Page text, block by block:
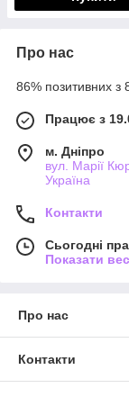
Про нас
86% позитивних з
Працює з
м. Дніпро
вул. Марії
Україна
Контакти
Сьогодні
Показати
Про нас
Контакти